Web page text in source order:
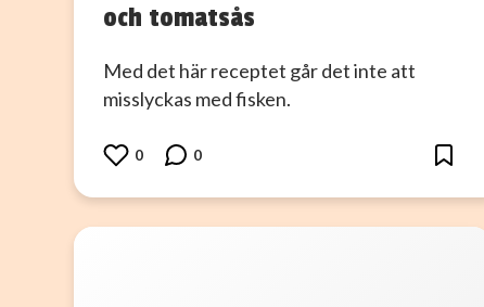
och tomatsås
Med det här receptet går det inte att
misslyckas med fisken.
0 0